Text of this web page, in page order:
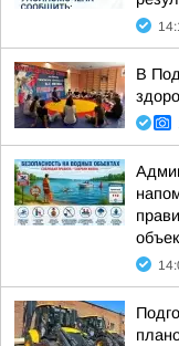
В